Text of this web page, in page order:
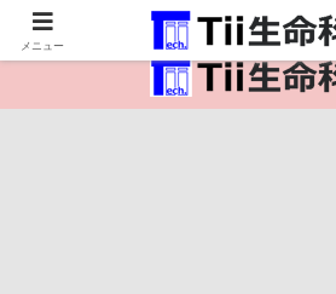
医療保健・生命・生物の情報
メニュー